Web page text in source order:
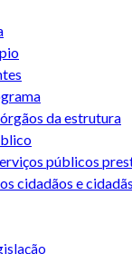
da estrutura
públicos
cidadãos e cidadãs